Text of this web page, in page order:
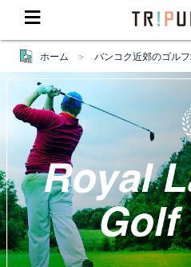
Home
ホーム
Destination
目的地から探す
Theme
テーマから探す
Blog
TRIPULLブログ
About
私たちについて
ホーム バンコク近郊のゴル